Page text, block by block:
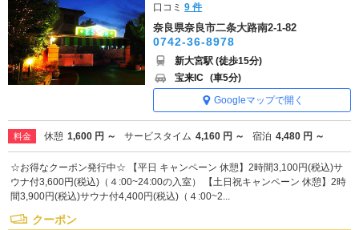
口コミ9 件
奈良県奈良市二条大路南2-1-82
0742-36-8978
新大宮駅 (徒歩15分)
宝来IC (車5分)
Googleマップで開く
料金 休憩 1,600 円 ～ サービスタイム 4,160 円 ～ 宿泊 4,480 円 ～
☆お得なクーポン発行中☆ 【平日 キャンペーン 休憩】2時間3,100円(税込)サ
ウナ付3,600円(税込)（４:00~24:00の入室） 【土日祝キャンペーン 休憩】2時
間3,900円(税込)サウナ付4,400円(税込)（４:00~2...
クーポン